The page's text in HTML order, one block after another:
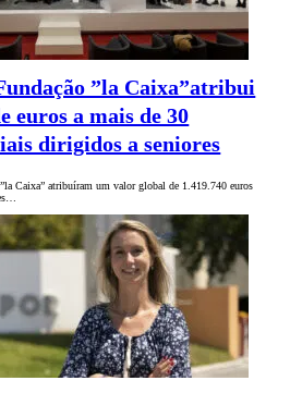
”la Caixa”atribui
euros a mais de 30
dirigidos a seniores
Caixa” atribuíram um valor global de 1.419.740 euros